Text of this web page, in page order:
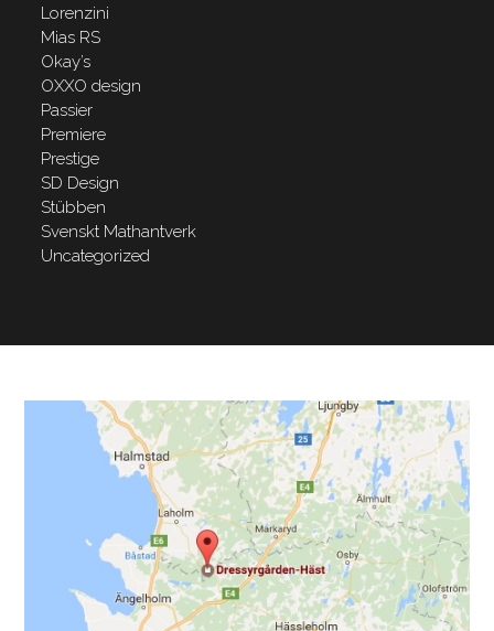
Lorenzini
Mias RS
Okay’s
OXXO design
Passier
Premiere
Prestige
SD Design
Stübben
Svenskt Mathantverk
Uncategorized